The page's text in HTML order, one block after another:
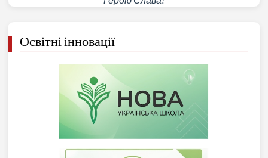
Освітні інновації